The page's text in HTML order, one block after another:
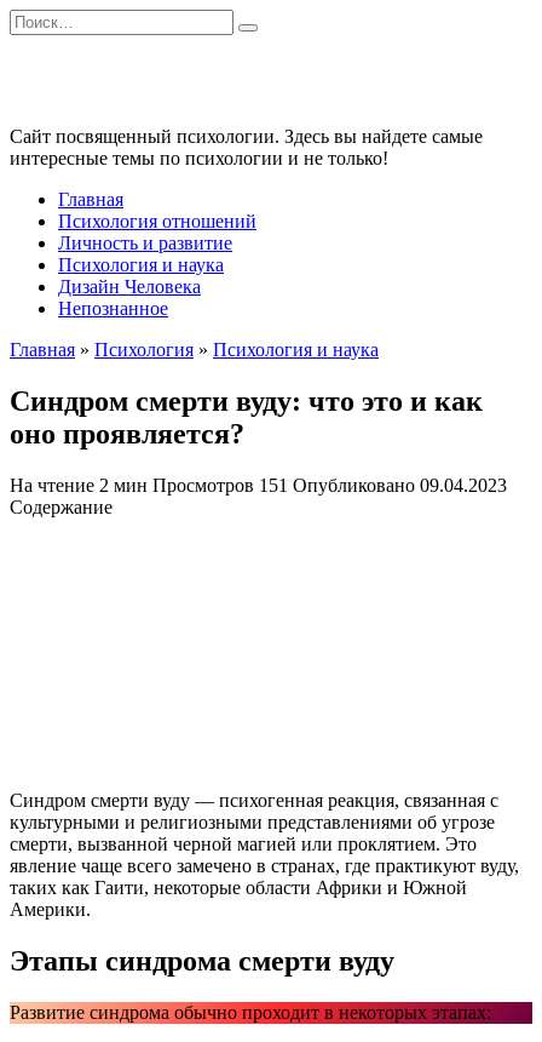
Перейти
к
Search
for:
Сайт посвященный психологии. Здесь вы найдете самые
интересные темы по психологии и не только!
Главная
Психология отношений
Личность и развитие
Психология и наука
Дизайн Человека
Непознанное
Главная » Психология » Психология и наука
Синдром смерти вуду: что это и как
оно проявляется?
На чтение 2 мин Просмотров 151 Опубликовано 09.04.2023
Содержание
Синдром смерти вуду — психогенная реакция, связанная с
культурными и религиозными представлениями об угрозе
смерти, вызванной черной магией или проклятием. Это
явление чаще всего замечено в странах, где практикуют вуду,
таких как Гаити, некоторые области Африки и Южной
Америки.
Этапы синдрома смерти вуду
Развитие синдрома обычно проходит в некоторых этапах: